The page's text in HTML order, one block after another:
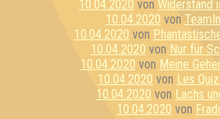
10.04.2020 von Widerstand
10.04.2020 von
10.04.2020 von
10.04.2020 von Nur für
10.04.2020 von Meine
10.04.2020 von Les
10.04.2020 von Lachs
10.04.2020 von